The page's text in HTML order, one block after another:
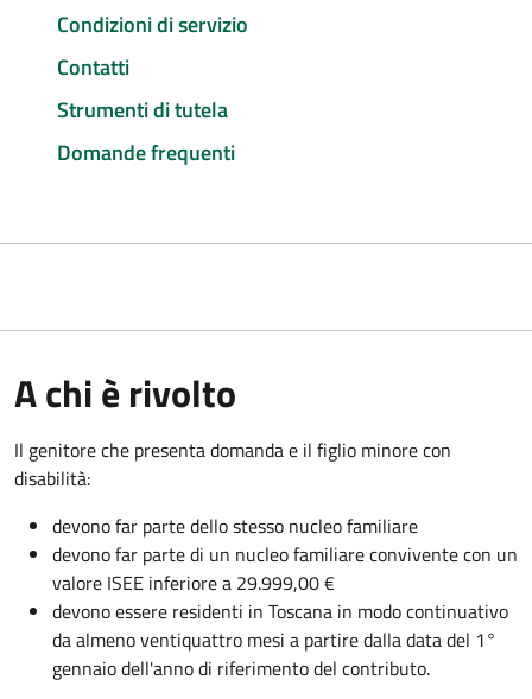
Condizioni di servizio
Contatti
Strumenti di tutela
Domande frequenti
A chi è rivolto
Il genitore che presenta domanda e il figlio minore con
disabilità:
devono far parte dello stesso nucleo familiare
devono far parte di un nucleo familiare convivente con un
valore ISEE inferiore a 29.999,00 €
devono essere residenti in Toscana in modo continuativo
da almeno ventiquattro mesi a partire dalla data del 1°
gennaio dell'anno di riferimento del contributo.